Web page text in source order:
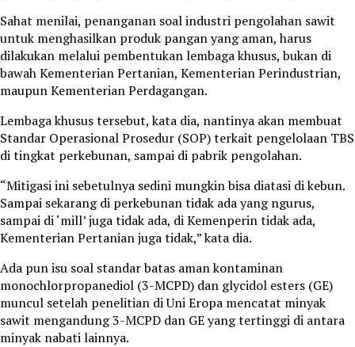
Sahat menilai, penanganan soal industri pengolahan sawit
untuk menghasilkan produk pangan yang aman, harus
dilakukan melalui pembentukan lembaga khusus, bukan di
bawah Kementerian Pertanian, Kementerian Perindustrian,
maupun Kementerian Perdagangan.
Lembaga khusus tersebut, kata dia, nantinya akan membuat
Standar Operasional Prosedur (SOP) terkait pengelolaan TBS
di tingkat perkebunan, sampai di pabrik pengolahan.
“Mitigasi ini sebetulnya sedini mungkin bisa diatasi di kebun.
Sampai sekarang di perkebunan tidak ada yang ngurus,
sampai di ‘mill’ juga tidak ada, di Kemenperin tidak ada,
Kementerian Pertanian juga tidak,” kata dia.
Ada pun isu soal standar batas aman kontaminan
monochlorpropanediol (3-MCPD) dan glycidol esters (GE)
muncul setelah penelitian di Uni Eropa mencatat minyak
sawit mengandung 3-MCPD dan GE yang tertinggi di antara
minyak nabati lainnya.